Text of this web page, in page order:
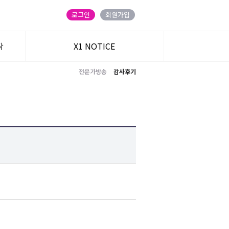
로그인 회원가입
X1 NOTICE
전문가방송 감사후기